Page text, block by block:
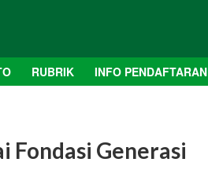
RUBRIK INFO PENDAFTARAN
Fondasi Generasi